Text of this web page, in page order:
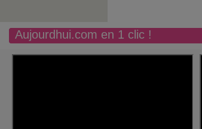
Aujourdhui.com en 1 clic !